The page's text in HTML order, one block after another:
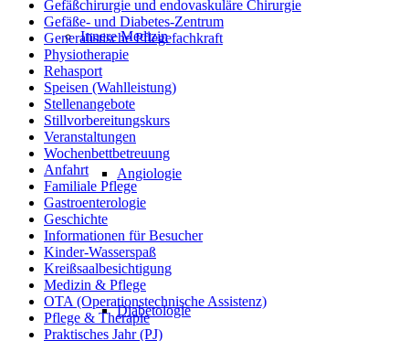
Innere Medizin
Angiologie
Diabetologie
Gefäßchirurgie und endovaskuläre Chirurgie
Gefäße- und Diabetes-Zentrum
Generalistische Pflegefachkraft
Physiotherapie
Rehasport
Speisen (Wahlleistung)
Stellenangebote
Stillvorbereitungskurs
Veranstaltungen
Wochenbettbetreuung
Anfahrt
Familiale Pflege
Gastroenterologie
Geschichte
Informationen für Besucher
Kinder-Wasserspaß
Kreißsaalbesichtigung
Medizin & Pflege
OTA (Operationstechnische Assistenz)
Pflege & Therapie
Praktisches Jahr (PJ)